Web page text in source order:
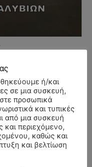
ή/και
σε μια συσκευή,
προσωπικά
και τυπικές
από μια συσκευή
και περιεχόμενο,
καθώς και
και βελτίωση